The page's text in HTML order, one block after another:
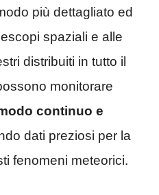
più dettagliato ed
spaziali e alle
distribuiti in tutto il
monitorare
continuo e
dati preziosi per la
fenomeni meteorici.